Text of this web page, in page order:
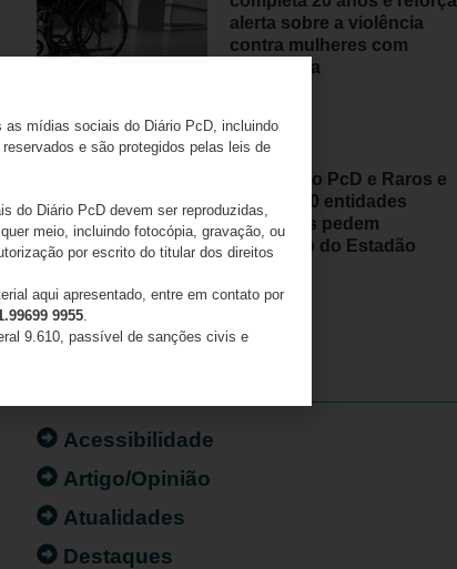
alerta sobre a violência
contra mulheres com
deficiência
07/08/2026
Movimento PcD e Raros e
mais de 50 entidades
brasileiras pedem
retratação do Estadão
06/08/2026
Acessibilidade
Artigo/Opinião
Atualidades
Destaques
mídias sociais do Diário PcD, incluindo
e são protegidos pelas leis de
do Diário PcD devem ser reproduzidas,
meio, incluindo fotocópia, gravação, ou
por escrito do titular dos direitos
aqui apresentado, entre em contato por
9955.
9.610, passível de sanções civis e